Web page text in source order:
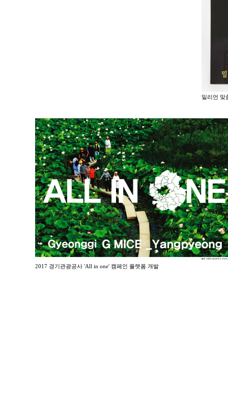
밀리언 맞
2017 경기관광공사 'All in one' 캠페인 플랫폼 개발